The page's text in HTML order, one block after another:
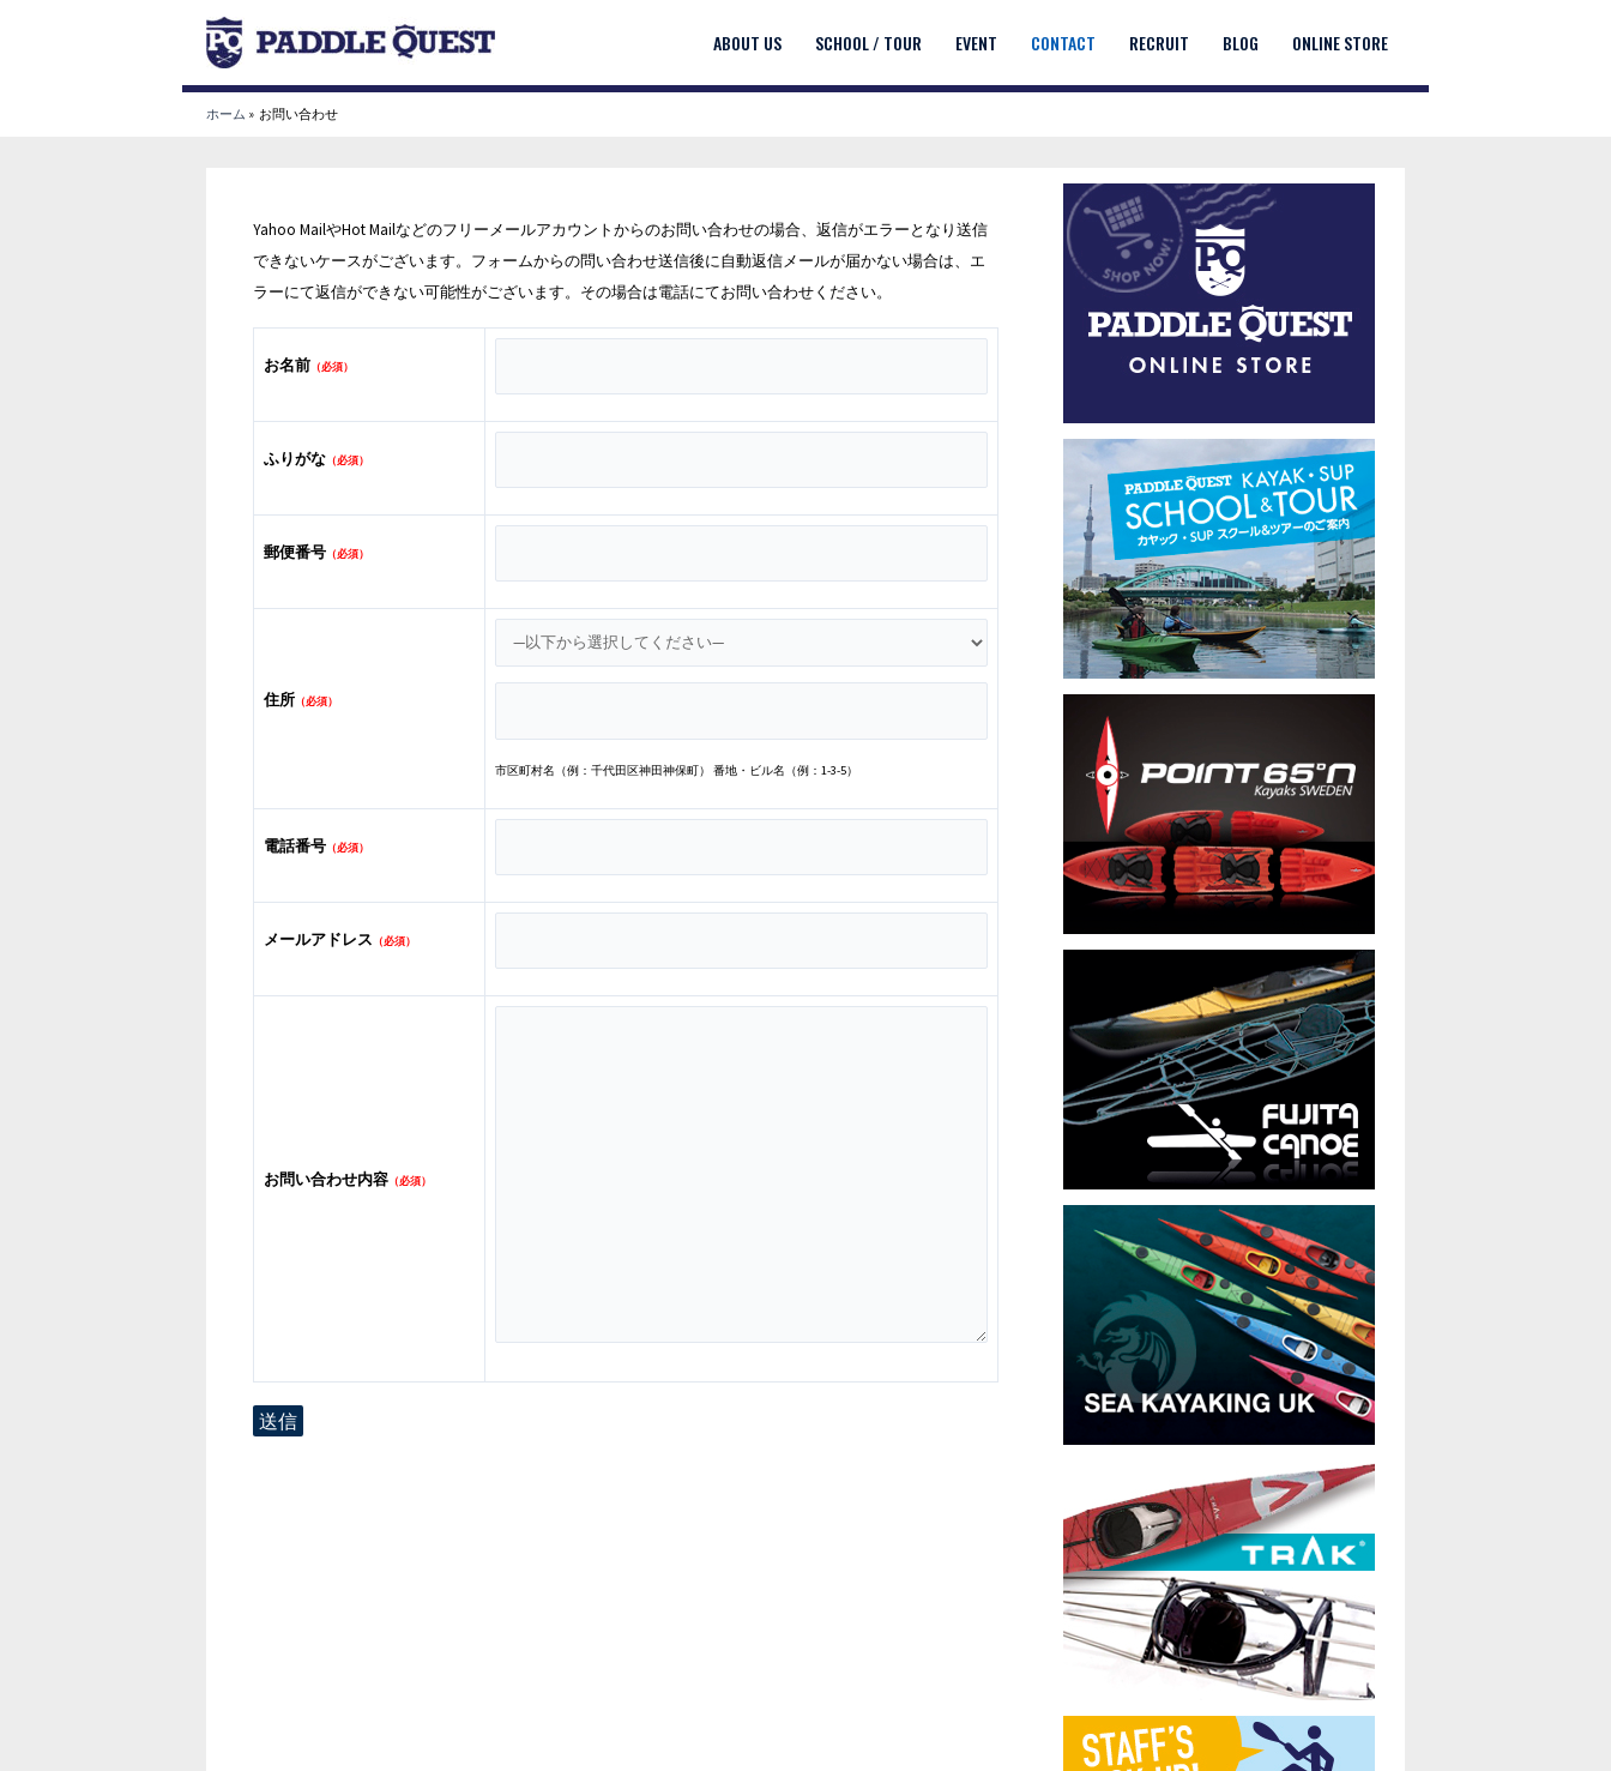
ABOUT US SCHOOL / TOUR EVENT CONTACT RECRUIT BLOG ONLINE STORE
ホーム お問い合わせ
Yahoo MailやHot Mailなどのフリーメールアカウントからのお問い合わせの場合、返信がエラーとなり送信
できないケースがございます。フォームからの問い合わせ送信後に自動返信メールが届かない場合は、エ
ラーにて返信ができない可能性がございます。その場合は電話にてお問い合わせください。
お名前 （必須）
ふりがな （必須）
郵便番号 （必須）
住所 （必須）
市区町村名（例：千代田区神田神保町） 番地・ビル名（例：1-3-5）
電話番号 （必須）
メールアドレス （必須）
お問い合わせ内容 （必須）